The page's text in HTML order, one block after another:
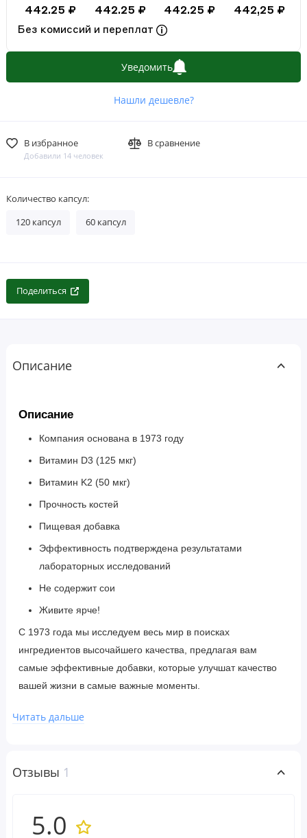
442.25 ₽ 442.25 ₽ 442.25 ₽ 442,25 ₽
Без комиссий и переплат
Уведомить
Нашли дешевле?
В избранное
Добавили 14 человек
В сравнение
Количество капсул:
120 капсул 60 капсул
Поделиться
Описание
Описание
Компания основана в 1973 году
Витамин D3 (125 мкг)
Витамин K2 (50 мкг)
Прочность костей
Пищевая добавка
Эффективность подтверждена результатами
лабораторных исследований
Не содержит сои
Живите ярче!
С 1973 года мы исследуем весь мир в поисках
ингредиентов высочайшего качества, предлагая вам
самые эффективные добавки, которые улучшат качество
вашей жизни в самые важные моменты.
одной вегетарианской капсуле в день во время еды или
Ингредиенты
Читать дальше
Отзывы 1
5.0